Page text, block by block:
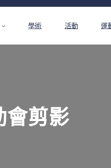
學術 活動 運
會剪影